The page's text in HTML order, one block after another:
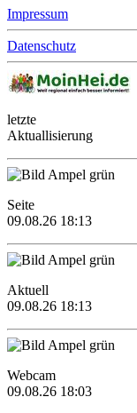
Impressum
Datenschutz
letzte
Aktuallisierung
Seite
09.08.26 18:13
Aktuell
09.08.26 18:13
Webcam
09.08.26 18:03